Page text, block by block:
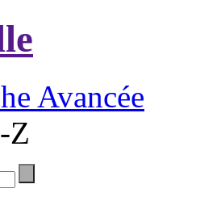
Avancée
Z